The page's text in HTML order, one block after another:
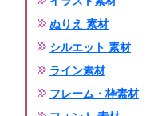
ぬりえ 素材
シルエット 素材
ライン素材
フレーム・枠素材